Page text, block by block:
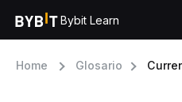
Bybit Learn
Home Glosario